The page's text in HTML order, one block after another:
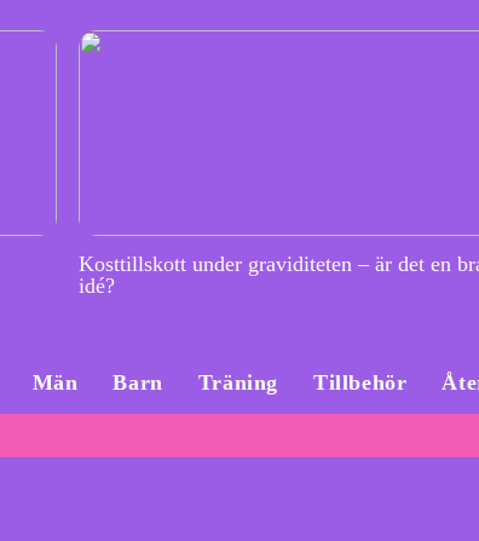
Kosttillskott under graviditeten – är det en
idé?
Män Barn Träning Tillbehör